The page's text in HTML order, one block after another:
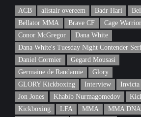
ACB alistair overeem Badr Hari
Bellator MMA
Brave CF
Cage
Conor McGregor
Dana White
Dana White's Tuesday Night Contender
Daniel Cormier
Gegard Mousasi
Germaine de Randamie
Glory
GLORY Kickboxing
Interview
Invicta
Jon Jones
Khabib Nurmagomedov
Kickboxing
LFA MMA
MMA DNA